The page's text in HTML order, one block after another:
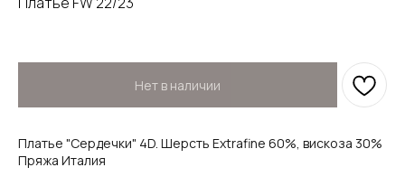
Нет в наличии
Платье "Сердечки" 4D. Шерсть Extrafine 60%, вискоза 30%
Пряжа Италия